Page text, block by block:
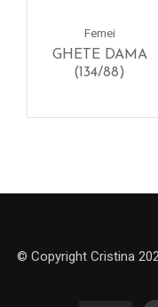
Femei
GHETE DAMA
(134/88)
© Copyright Cristina